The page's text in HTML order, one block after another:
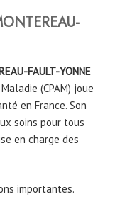
FAULT-YONNE
(CPAM) joue
en France. Son
soins pour tous
en charge des
importantes.